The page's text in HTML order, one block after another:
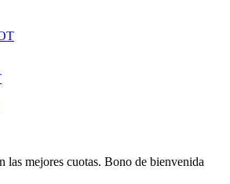
las mejores cuotas. Bono de bienvenida